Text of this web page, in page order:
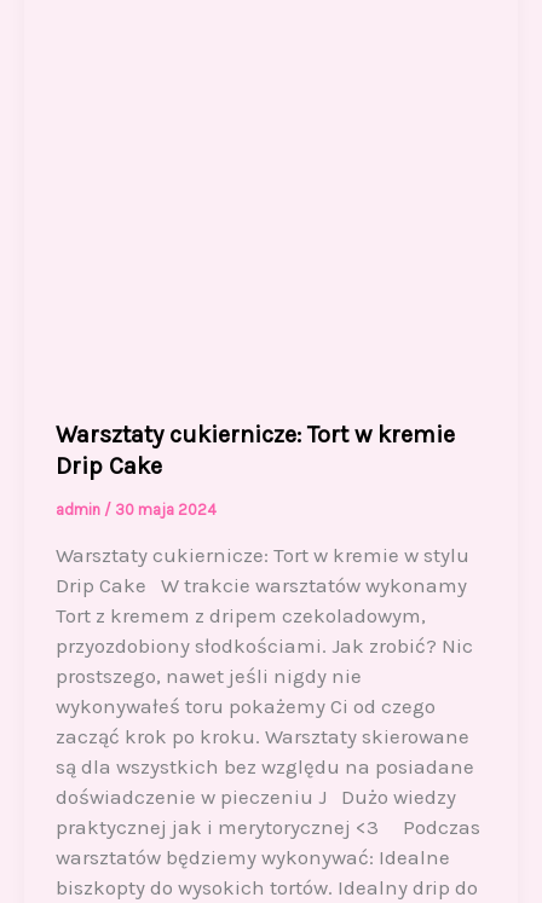
Warsztaty cukiernicze: Tort w kremie
Drip Cake
admin / 30 maja 2024
Warsztaty cukiernicze: Tort w kremie w stylu
Drip Cake W trakcie warsztatów wykonamy
Tort z kremem z dripem czekoladowym,
przyozdobiony słodkościami. Jak zrobić? Nic
prostszego, nawet jeśli nigdy nie
wykonywałeś toru pokażemy Ci od czego
zacząć krok po kroku. Warsztaty skierowane
są dla wszystkich bez względu na posiadane
doświadczenie w pieczeniu J Dużo wiedzy
praktycznej jak i merytorycznej <3 Podczas
warsztatów będziemy wykonywać: Idealne
biszkopty do wysokich tortów. Idealny drip do